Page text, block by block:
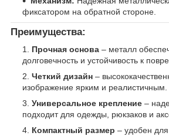
фиксатором на обратной стороне.
Преимущества:
Прочная основа – металл
долговечность и устойчивость к
Четкий дизайн –
изображение ярким и реалистичным.
Универсальное крепление –
подходит для одежды, рюкзаков и
Компактный размер – удобен